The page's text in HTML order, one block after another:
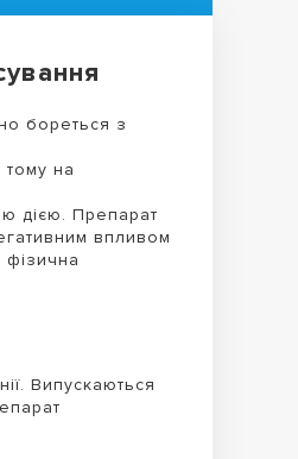
бореться з
тому на
дією. Препарат
впливом
фізична
Випускаються